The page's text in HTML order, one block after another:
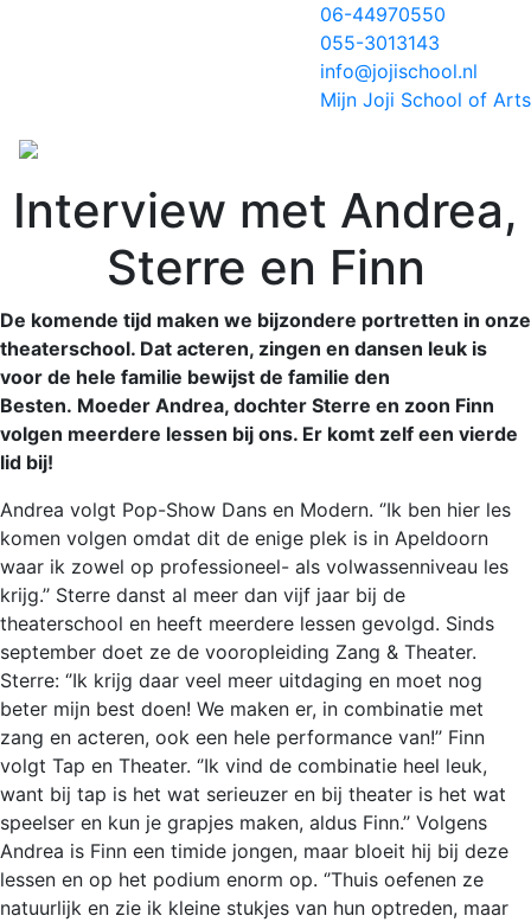
06-44970550
055-3013143
info@jojischool.nl
Mijn Joji School of Arts
Interview met Andrea,
Sterre en Finn
De komende tijd maken we bijzondere portretten in onze
theaterschool. Dat acteren, zingen en dansen leuk is
voor de hele familie bewijst de familie den
Besten. Moeder Andrea, dochter Sterre en zoon Finn
volgen meerdere lessen bij ons. Er komt zelf een vierde
lid bij!
Andrea volgt Pop-Show Dans en Modern. ‘’Ik ben hier les
komen volgen omdat dit de enige plek is in Apeldoorn
waar ik zowel op professioneel- als volwassenniveau les
krijg.’’ Sterre danst al meer dan vijf jaar bij de
theaterschool en heeft meerdere lessen gevolgd. Sinds
september doet ze de vooropleiding Zang & Theater.
Sterre: ‘’Ik krijg daar veel meer uitdaging en moet nog
beter mijn best doen! We maken er, in combinatie met
zang en acteren, ook een hele performance van!’’ Finn
volgt Tap en Theater. ‘’Ik vind de combinatie heel leuk,
want bij tap is het wat serieuzer en bij theater is het wat
speelser en kun je grapjes maken, aldus Finn.’’ Volgens
Andrea is Finn een timide jongen, maar bloeit hij bij deze
lessen en op het podium enorm op. ‘’Thuis oefenen ze
natuurlijk en zie ik kleine stukjes van hun optreden, maar